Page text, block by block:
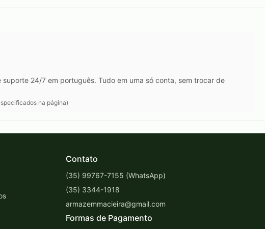
24/7 em português. Tudo em uma só conta, sem trocar de
na página)
Contato
(35) 99767-7155 (WhatsApp)
(35) 3344-1918
armazemmacieira@gmail.com
Formas de Pagamento